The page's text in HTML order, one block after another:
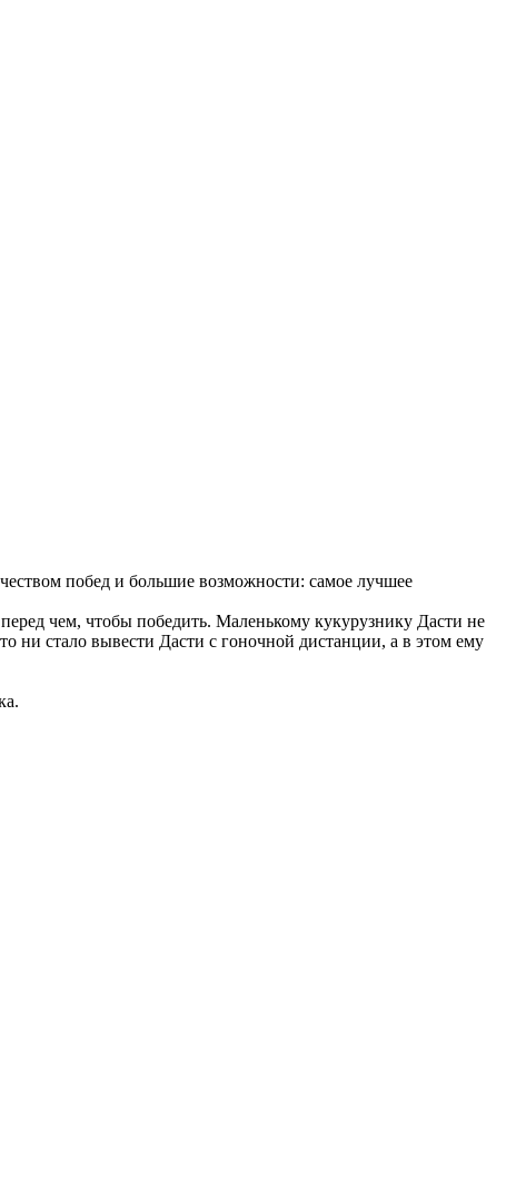
побед и большие возможности: самое лучшее
чем, чтобы победить. Маленькому кукурузнику Дасти не
ни стало вывести Дасти с гоночной дистанции, а в этом ему